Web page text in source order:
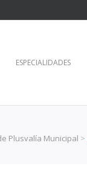
ESPECIALIDADES
Plusvalía Municipal >